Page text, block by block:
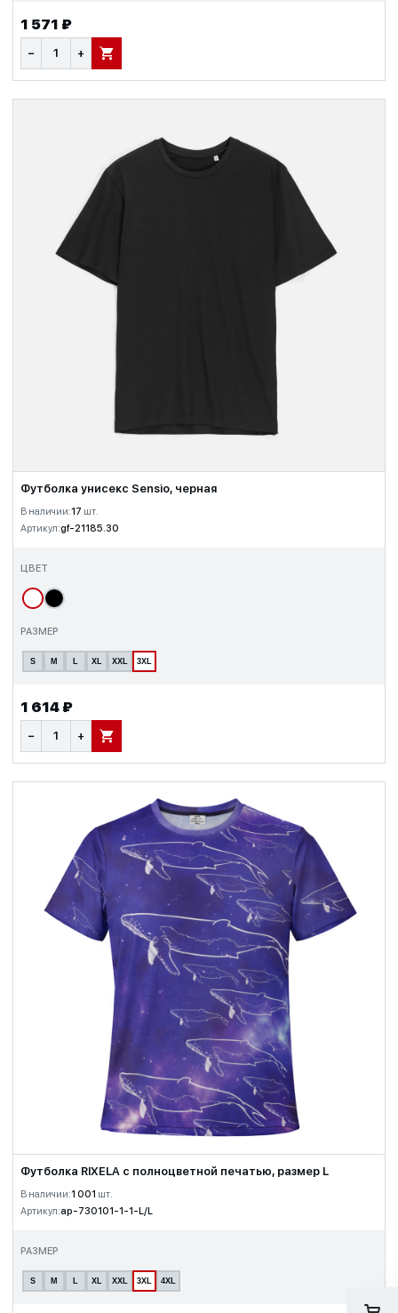
1 571 ₽
− + В КОРЗИНУ
Футболка унисекс Sensio, черная
В наличии:17 шт.
Артикул:gf-21185.30
ЦВЕТ
РАЗМЕР
S M XL XXL 3XL
1 614 ₽
− + В КОРЗИНУ
Футболка RIXELA с полноцветной печатью, размер L
В наличии:1 001 шт.
Артикул:ap-730101-1-1-L/L
РАЗМЕР
S M XL XXL 3XL 4XL